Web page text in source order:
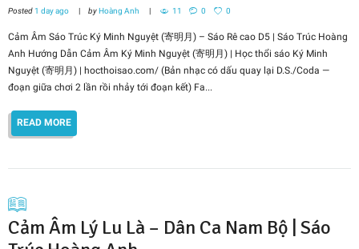
Posted 1 day ago byHoàng Anh 11 0 0
Cảm Âm Sáo Trúc Ký Minh Nguyệt (寄明月) – Sáo Rê cao D5 | Sáo Trúc Hoàng
Anh Hướng Dẫn Cảm Âm Ký Minh Nguyệt (寄明月) | Học thổi sáo Ký Minh
Nguyệt (寄明月) | hocthoisao.com/ (Bản nhạc có dấu quay lại D.S./Coda —
đoạn giữa chơi 2 lần rồi nhảy tới đoạn kết) Fa...
READ MORE
Cảm Âm Lý Lu Là – Dân Ca Nam Bộ | Sáo